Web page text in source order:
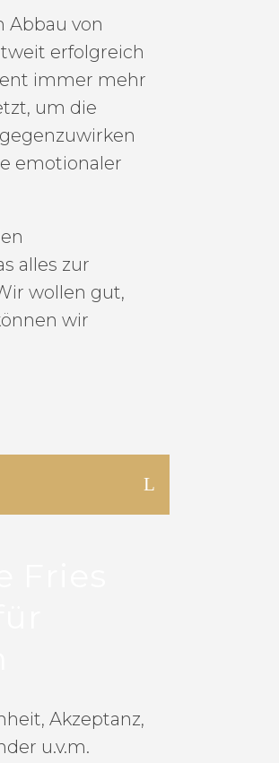
Abbau von
erfolgreich
immer mehr
um die
emotionaler
alles zur
wollen gut,
wir
Akzeptanz,
u.v.m.